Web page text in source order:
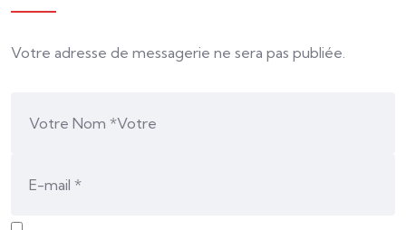
Votre adresse de messagerie ne sera pas publiée.